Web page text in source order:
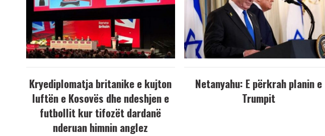
Kryediplomatja britanike e kujton
luftën e Kosovës dhe ndeshjen e
futbollit kur tifozët dardanë
nderuan himnin anglez
Netanyahu: E përkrah planin e
Trumpit